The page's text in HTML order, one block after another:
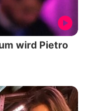
wird Pietro